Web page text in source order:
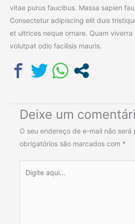
vitae purus faucibus. Massa sapien
Consectetur adipiscing elit duis
et ultrices neque ornare. Quam viverra
volutpat odio facilisis mauris.
Deixe um
O seu endereço de e-mail não será
obrigatórios são marcados com *
aqui...